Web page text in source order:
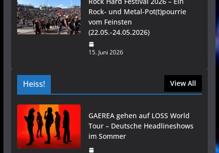
Rock- und Metal-Pot(t)pourrie
vom Feinsten
(22.05.-24.05.2026)
15. Juni 2026
Heiss! View All
GAEREA gehen auf LOSS World
Tour – Deutsche Headlineshows
im Sommer